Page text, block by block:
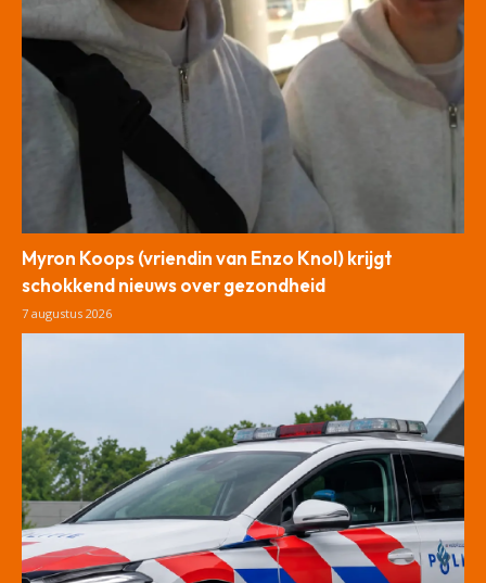
Myron Koops (vriendin van Enzo Knol) krijgt
schokkend nieuws over gezondheid
7 augustus 2026